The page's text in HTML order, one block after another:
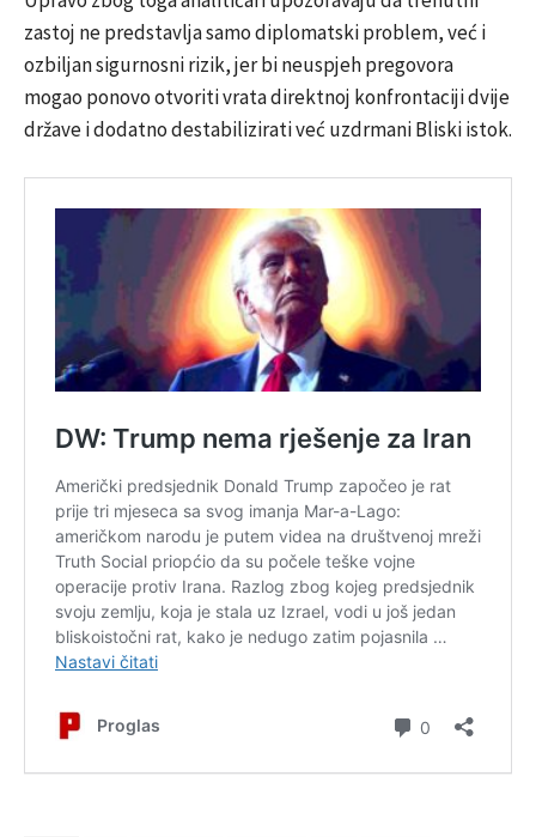
zastoj ne predstavlja samo diplomatski problem, već i
ozbiljan sigurnosni rizik, jer bi neuspjeh pregovora
mogao ponovo otvoriti vrata direktnoj konfrontaciji dvije
države i dodatno destabilizirati već uzdrmani Bliski istok.